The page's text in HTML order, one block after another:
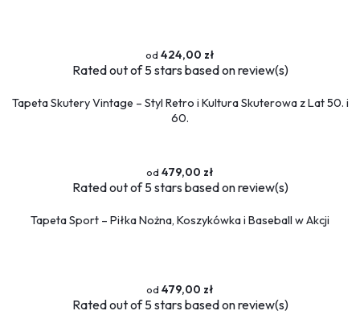
424,00 zł
Ratedout of 5 stars based onreview(s)
Tapeta Skutery Vintage – Styl Retro i Kultura Skuterowa z Lat 50. i
60.
479,00 zł
Ratedout of 5 stars based onreview(s)
Tapeta Sport – Piłka Nożna, Koszykówka i Baseball w Akcji
479,00 zł
Ratedout of 5 stars based onreview(s)